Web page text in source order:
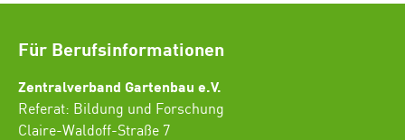
Für Berufsinformationen
Zentralverband Gartenbau e.V.
Referat: Bildung und Forschung
Claire-Waldoff-Straße 7